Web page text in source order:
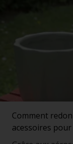
Comment
acessoires